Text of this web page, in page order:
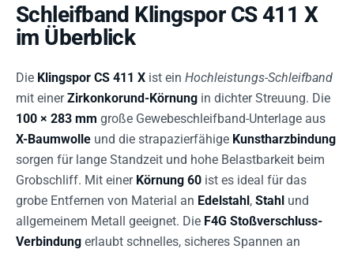
Schleifband Klingspor CS 411 X
im Überblick
Die Klingspor CS 411 X ist ein Hochleistungs-Schleifband
mit einerZirkonkorund-Körnung in dichter Streuung. Die
100 × 283 mm große Gewebeschleifband-Unterlage aus
X-Baumwolle und die strapazierfähige Kunstharzbindung
sorgen für lange Standzeit und hohe Belastbarkeit beim
Grobschliff. Mit einer Körnung 60 ist es ideal für das
grobe Entfernen von Material an Edelstahl, Stahl und
allgemeinem Metall geeignet. Die F4G Stoßverschluss-
Verbindung erlaubt schnelles, sicheres Spannen an